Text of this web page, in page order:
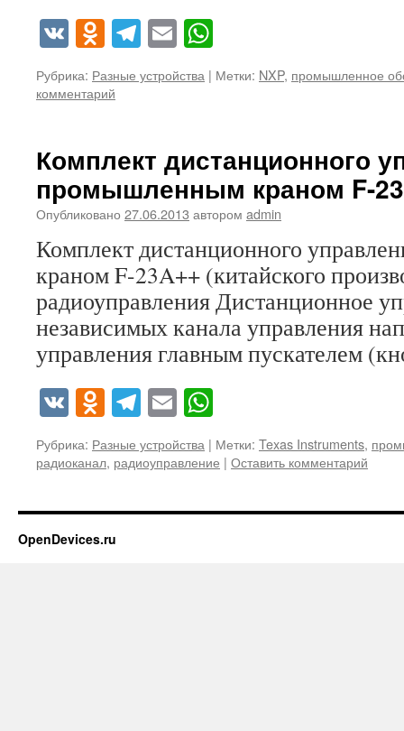
VKOdnoklassniki
Telegram
Email
Рубрика: Разные устройства | Метки: NXP, промышленное
комментарий
Комплект дистанционного
промышленным краном F-
Опубликовано 27.06.2013 автором admin
Комплект дистанционного
краном F-23A++ (китайского
радиоуправления Дистанционное
независимых канала управления
управления главным пускателем
VKOdnoklassniki
Telegram
Email
Рубрика: Разные устройства | Метки: Texas Instruments,
радиоканал, радиоуправление | Оставить комментарий
OpenDevices.ru